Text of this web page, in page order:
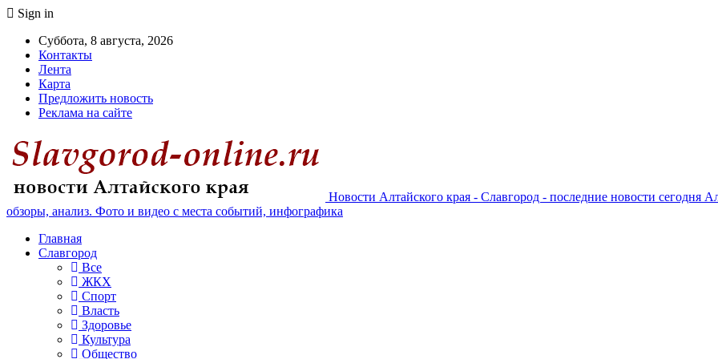
Sign in
Суббота, 8 августа, 2026
Контакты
Лента
Карта
Предложить новость
Реклама на сайте
Новости Алтайского края - Славгород - последние новости сегодня
обзоры, анализ. Фото и видео с места событий, инфографика
Главная
Славгород
Все
ЖКХ
Спорт
Власть
Здоровье
Культура
Общество